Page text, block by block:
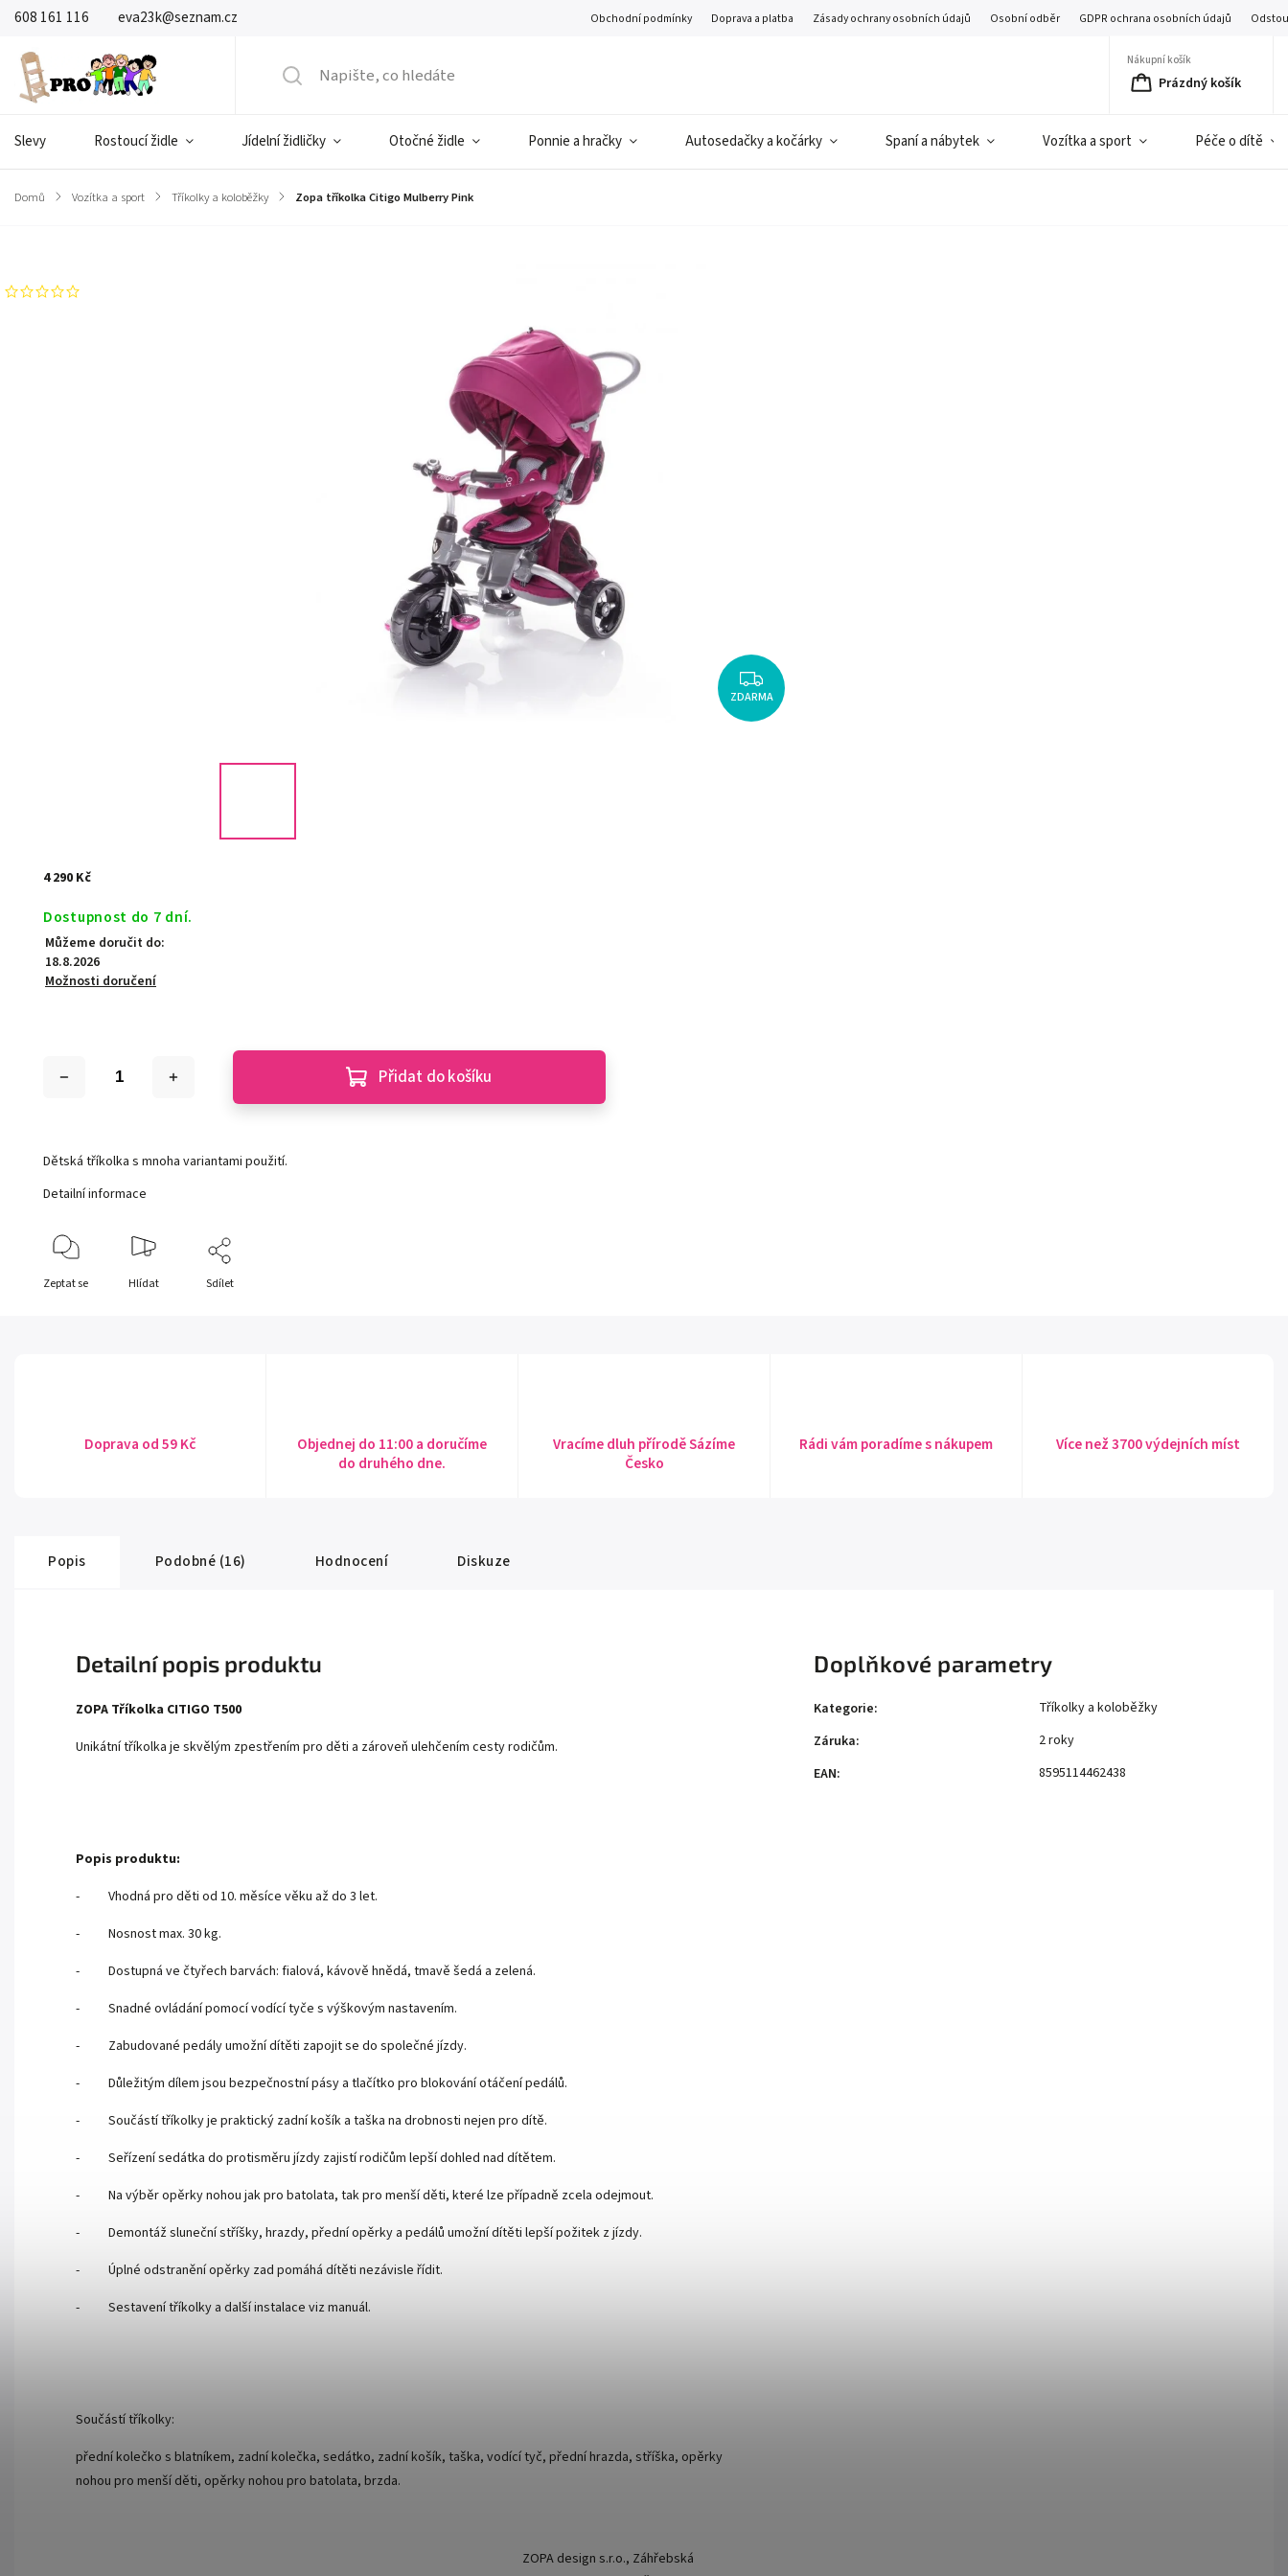
608 161 116 eva23k@seznam.cz Obchodní podmínky Doprava a platba Zásady ochrany osobních údajů Osobní odběr GDPR ochrana osobních údajů
Nákupní košík
Prázdný košík
Slevy Rostoucí židle Jídelní židličky Otočné židle Ponnie a hračky Autosedačky a kočárky Spaní a nábytek Vozítka a sport Péče o dítě
Domů / Vozítka a sport / Tříkolky a koloběžky / Zopa tříkolka Citigo Mulberry Pink
ZDARMA
4 290 Kč
Dostupnost do 7 dní.
Můžeme doručit do:
18.8.2026
Možnosti doručení
Přidat do košíku
Dětská tříkolka s mnoha variantami použití.
Detailní informace
Zeptat se Hlídat Sdílet
Doprava od 59 Kč
Objednej do 11:00 a doručíme
do druhého dne.
Vracíme dluh přírodě Sázíme
Česko
Rádi vám poradíme s nákupem Více než 3700 výdejních míst
Popis Podobné (16) Hodnocení Diskuze
Detailní popis produktu
ZOPA Tříkolka CITIGO T500
Unikátní tříkolka je skvělým zpestřením pro děti a zároveň ulehčením cesty rodičům.
Popis produktu:
- Vhodná pro děti od 10. měsíce věku až do 3 let.
- Nosnost max. 30 kg.
- Dostupná ve čtyřech barvách: fialová, kávově hnědá, tmavě šedá a zelená.
- Snadné ovládání pomocí vodící tyče s výškovým nastavením.
- Zabudované pedály umožní dítěti zapojit se do společné jízdy.
- Důležitým dílem jsou bezpečnostní pásy a tlačítko pro blokování otáčení pedálů.
- Součástí tříkolky je praktický zadní košík a taška na drobnosti nejen pro dítě.
- Seřízení sedátka do protisměru jízdy zajistí rodičům lepší dohled nad dítětem.
- Na výběr opěrky nohou jak pro batolata, tak pro menší děti, které lze případně zcela odejmout.
- Demontáž sluneční stříšky, hrazdy, přední opěrky a pedálů umožní dítěti lepší požitek z jízdy.
- Úplné odstranění opěrky zad pomáhá dítěti nezávisle řídit.
- Sestavení tříkolky a další instalace viz manuál.
Součástí tříkolky:
přední kolečko s blatníkem, zadní kolečka, sedátko, zadní košík, taška, vodící tyč, přední hrazda, stříška, opěrky
nohou pro menší děti, opěrky nohou pro batolata, brzda.
ZOPA design s.r.o., Záhřebská
Doplňkové parametry
Kategorie:
Tříkolky a koloběžky
Záruka:
2 roky
EAN: 8595114462438